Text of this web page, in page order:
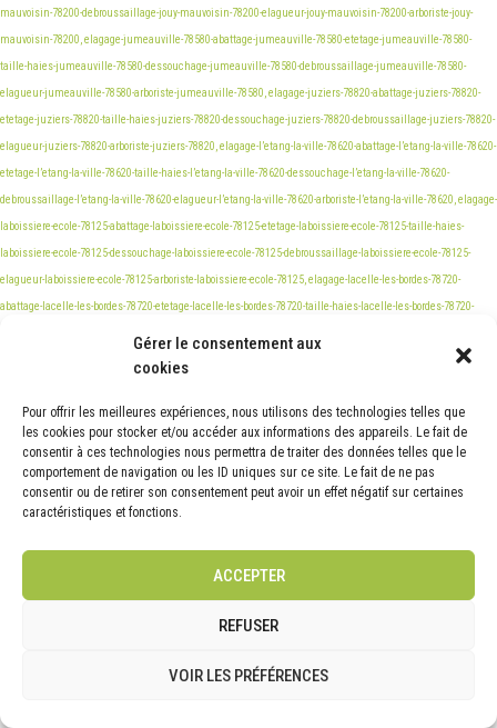
Gérer le consentement aux
cookies
Pour offrir les meilleures expériences, nous utilisons des technologies telles que
les cookies pour stocker et/ou accéder aux informations des appareils. Le fait de
consentir à ces technologies nous permettra de traiter des données telles que le
comportement de navigation ou les ID uniques sur ce site. Le fait de ne pas
consentir ou de retirer son consentement peut avoir un effet négatif sur certaines
caractéristiques et fonctions.
ACCEPTER
REFUSER
VOIR LES PRÉFÉRENCES